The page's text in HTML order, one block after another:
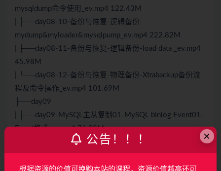
mysqldump命令使用_ev.mp4 122.43M
| ├──day08-10-备份与恢复-逻辑备份-
mydump&myloader&mysqlpump_ev.mp4 222.82M
| ├──day08-11-备份与恢复-逻辑备份-load data _ev.mp4
45.98M
| └──day08-12-备份与恢复-物理备份-Xtrabackup备份流
程及命令操作_ev.mp4 101.69M
├──day09
| ├──day09-MySQL主从复制01-MySQL binlog Event01-
Event格式_ev.mp4 76.08M
| ├──day09-MySQL主从复制01-MySQL binlog Event02-
Event类型及浅析_ev.mp4 49.31M
| ├──day09-MySQL主从复制02-MySQL主从复制01-主从
×
公告！！！
根据资源的价值可换购本站的课程，资源价值越高还可